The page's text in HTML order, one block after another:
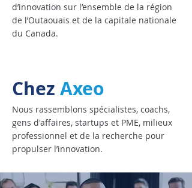
d’innovation sur l’ensemble de la région
de l’Outaouais et de la capitale nationale
du Canada.
Chez Axeo
Nous rassemblons spécialistes, coachs,
gens d'affaires, startups et PME, milieux
professionnel et de la recherche pour
propulser l’innovation.